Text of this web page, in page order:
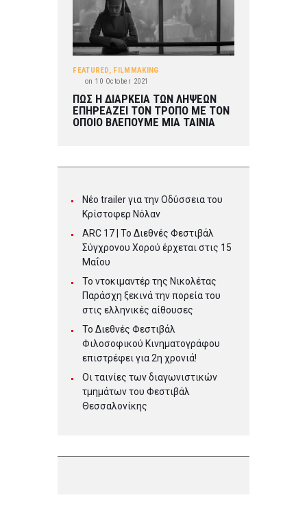
FEATURED
FILMMAKING
on 10 October 2021
ΠΩΣ Η ΔΙΑΡΚΕΙΑ ΤΩΝ ΛΗΨΕΩΝ
ΕΠΗΡΕΑΖΕΙ ΤΟΝ ΤΡΟΠΟ ΜΕ ΤΟΝ
ΟΠΟΙΟ ΒΛΕΠΟΥΜΕ ΜΙΑ ΤΑΙΝΙΑ
Νέο trailer για την Οδύσσεια του
Κρίστοφερ Νόλαν
ARC 17 | To Διεθνές Φεστιβάλ
Σύγχρονου Χορού έρχεται στις 15
Μαΐου
Το ντοκιμαντέρ της Νικολέτας
Παράσχη ξεκινά την πορεία του
στις ελληνικές αίθουσες
Το Διεθνές Φεστιβάλ
Φιλοσοφικού Κινηματογράφου
επιστρέφει για 2η χρονιά!
Οι ταινίες των διαγωνιστικών
τμημάτων του Φεστιβάλ
Θεσσαλονίκης